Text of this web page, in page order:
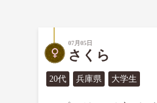
07月05日
さくら
20代 兵庫県 大学生